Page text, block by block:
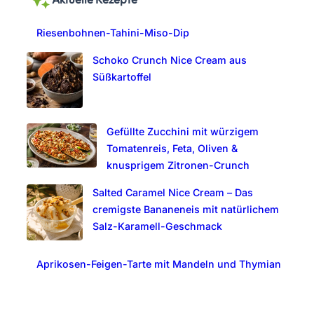
Riesenbohnen-Tahini-Miso-Dip
Schoko Crunch Nice Cream aus
Süßkartoffel
Gefüllte Zucchini mit würzigem
Tomatenreis, Feta, Oliven &
knusprigem Zitronen-Crunch
Salted Caramel Nice Cream – Das
cremigste Bananeneis mit natürlichem
Salz-Karamell-Geschmack
Aprikosen-Feigen-Tarte mit Mandeln und Thymian